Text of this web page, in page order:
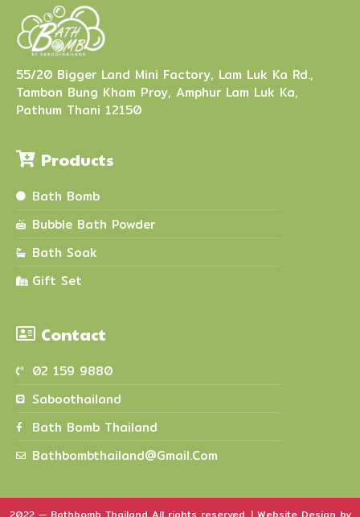
55/20 Bigger Land Mini Factory, Lam Luk Ka Rd.,
Tambon Bung Kham Proy, Amphur Lam Luk Ka,
Pathum Thani 12150
Products
Bath Bomb
Bubble Bath Powder
Bath Soak
Gift Set
Contact
02 159 9880
Saboothailand
Bath Bomb Thailand
Bathbombthailand@gmail.com
2022 — Bathbomb Thailand All rights reserved. | Website Design by